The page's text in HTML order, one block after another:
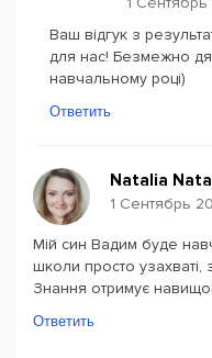
Ваш відгук з
для нас! Безмежно
навчальному році)
Ответить
Natalia
1 Сентябрь
Мій син Вадим буде
школи просто узахваті,
Знання отримує
Ответить